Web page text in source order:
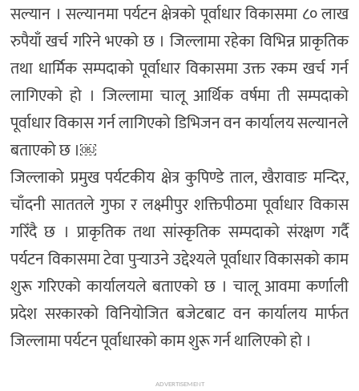
सल्यान । सल्यानमा पर्यटन क्षेत्रको पूर्वाधार विकासमा ८० लाख
रुपैयाँ खर्च गरिने भएको छ । जिल्लामा रहेका विभिन्न प्राकृतिक
तथा धार्मिक सम्पदाको पूर्वाधार विकासमा उक्त रकम खर्च गर्न
लागिएको हो । जिल्लामा चालू आर्थिक वर्षमा ती सम्पदाको
पूर्वाधार विकास गर्न लागिएको डिभिजन वन कार्यालय सल्यानले
बताएको छ ।￼
जिल्लाको प्रमुख पर्यटकीय क्षेत्र कुपिण्डे ताल, खैरावाङ मन्दिर,
चाँदनी साततले गुफा र लक्ष्मीपुर शक्तिपीठमा पूर्वाधार विकास
गरिँदै छ । प्राकृतिक तथा सांस्कृतिक सम्पदाको संरक्षण गर्दै
पर्यटन विकासमा टेवा पुर्‍याउने उद्देश्यले पूर्वाधार विकासको काम
शुरू गरिएको कार्यालयले बताएको छ । चालू आवमा कर्णाली
प्रदेश सरकारको विनियोजित बजेटबाट वन कार्यालय मार्फत
जिल्लामा पर्यटन पूर्वाधारको काम शुरू गर्न थालिएको हो ।
ADVERTISEMENT